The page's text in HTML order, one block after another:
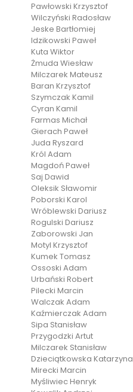
Pawłowski Krzysztof
Wilczyński Radosław
Jeske Bartłomiej
Idzikowski Paweł
Kuta Wiktor
Żmuda Wiesław
Milczarek Mateusz
Baran Krzysztof
Szymczak Kamil
Cyran Kamil
Farmas Michał
Gierach Paweł
Juda Ryszard
Król Adam
Magdoń Paweł
Saj Dawid
Oleksik Sławomir
Poborski Karol
Wróblewski Dariusz
Rogulski Dariusz
Zaborowski Jan
Motyl Krzysztof
Kumek Tomasz
Ossoski Adam
Urbański Robert
Pilecki Marcin
Walczak Adam
Kaźmierczak Adam
Sipa Stanisław
Przygodzki Artut
Milczarek Stanisław
Dzieciątkowska Katarzyna
Mirecki Marcin
Myśliwiec Henryk